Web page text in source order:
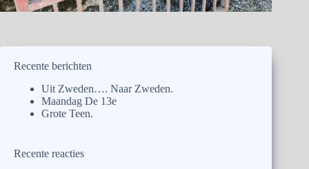
Recente berichten
Uit Zweden…. Naar Zweden.
Maandag De 13e
Grote Teen.
Recente reacties